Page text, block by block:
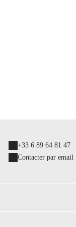
+33 6 89 64 81 47
Contacter par email